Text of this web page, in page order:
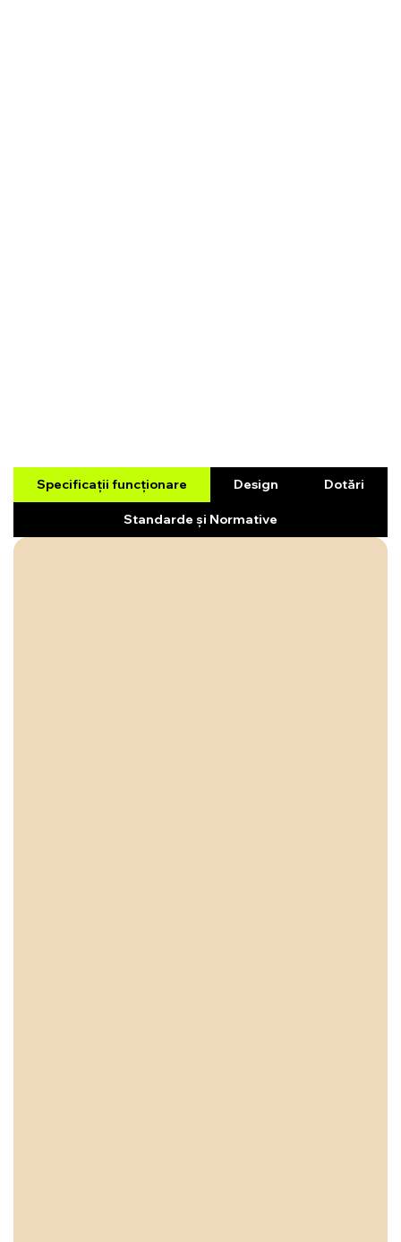
Specificații funcționare Design Dotări
Standarde și Normative